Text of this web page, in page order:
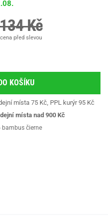
134 Kč
cena před slevou
KOŠÍKU
místa 75 Kč, PPL kurýr 95 Kč
místa nad 900 Kč
bambus čierne